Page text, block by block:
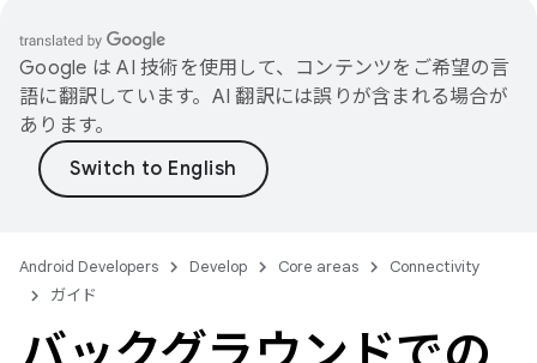
Google は AI 技術を使用して、コンテンツをご希望の言
語に翻訳しています。AI 翻訳には誤りが含まれる場合が
あります。
Android Developers Develop Core areas
Connectivity
ガイド